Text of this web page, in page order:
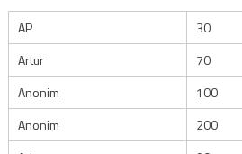
AP
30
Artur
70
Anonim
100
Anonim
200